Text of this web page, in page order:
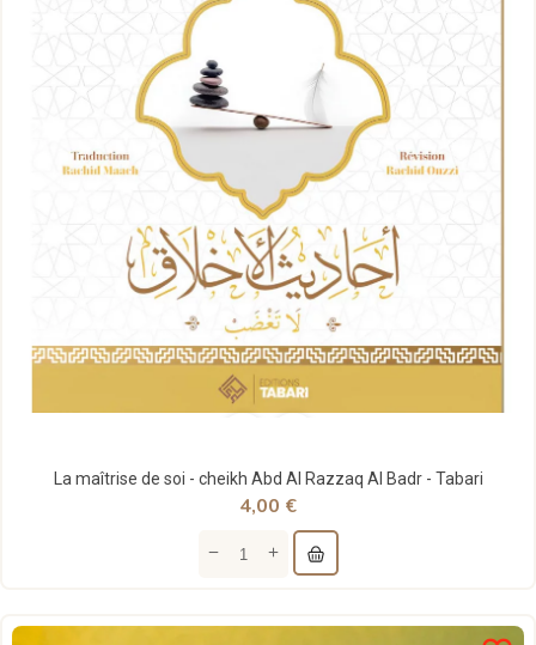
La maîtrise de soi - cheikh Abd Al Razzaq Al Badr - Tabari
4,00 €